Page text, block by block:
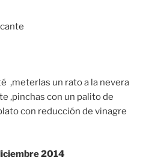
,meterlas un rato a la nevera
,pinchas con un palito de
con reducción de vinagre
2014